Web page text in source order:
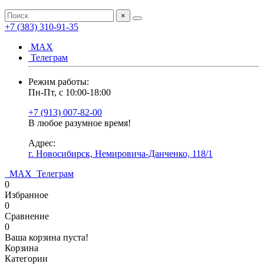
×
+7 (383) 310-91-35
МАХ
Телеграм
Режим работы:
Пн-Пт, с 10:00-18:00
+7 (913) 007-82-00
В любое разумное время!
Адрес:
г. Новосибирск, Немировича-Данченко, 118/1
МАХ Телеграм
0
Избранное
0
Сравнение
0
Ваша корзина пуста!
Корзина
Категории